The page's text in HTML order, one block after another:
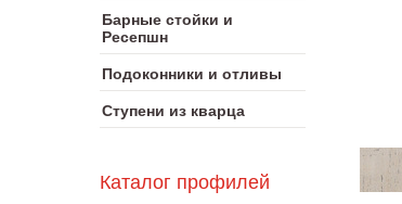
Барные стойки и
Ресепшн
Подоконники и отливы
Ступени из кварца
Каталог профилей